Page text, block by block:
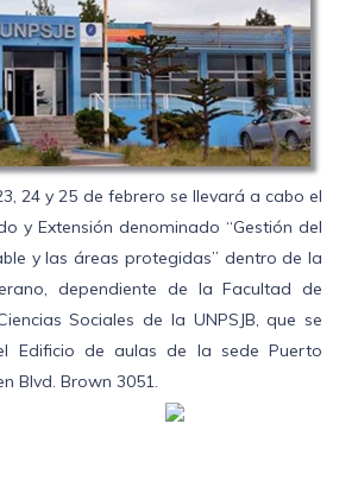
24 y 25 de febrero se llevará a cabo el
y Extensión denominado “Gestión del
y las áreas protegidas” dentro de la
dependiente de la Facultad de
Sociales de la UNPSJB, que se
Edificio de aulas de la sede Puerto
Blvd. Brown 3051.